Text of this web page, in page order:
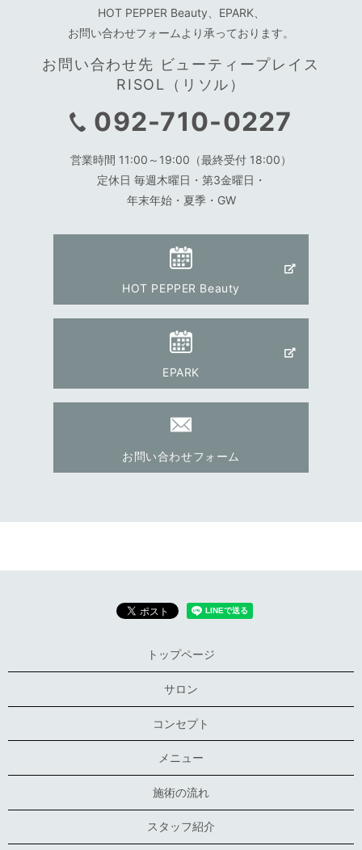
HOT PEPPER Beauty、EPARK、
お問い合わせフォームより承っております。
お問い合わせ先 ビューティープレイス
RISOL（リソル）
092-710-0227
営業時間 11:00～19:00（最終受付 18:00）
定休日 毎週木曜日・第3金曜日・
年末年始・夏季・GW
HOT PEPPER Beauty
EPARK
お問い合わせフォーム
トップページ
サロン
コンセプト
メニュー
施術の流れ
スタッフ紹介